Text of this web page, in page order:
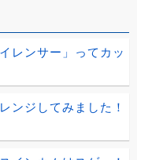
レンサー」ってカッ
ンジしてみました！